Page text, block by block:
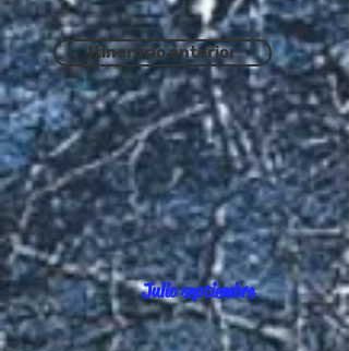
Itinerario anterior
Julio septiembre